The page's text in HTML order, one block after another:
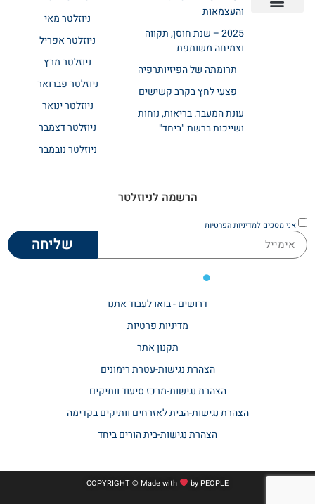
והעצמאות
2025 – שנת חוסן, תקווה
וצמיחה משותפת
תרומתה של הפיזיותרפיה
פצעי לחץ בקרב קשישים
עונת המעבר: בריאות, נוחות
ושייכות ברשת "ביחד"
ניוזלטר מאי
ניוזלטר אפריל
ניוזלטר מרץ
ניוזלטר פברואר
ניוזלטר ינואר
ניוזלטר דצמבר
ניוזלטר נובמבר
הרשמה לניוזלטר
אני מסכים למדיניות הפרטיות
שליחה
דרושים - בואו לעבוד אתנו
מדיניות פרטיות
תקנון אתר​
הצהרת נגישות-עטרת רימונים
הצהרת נגישות-מרכז סיעוד וותיקים
הצהרת נגישות-הבית לאזרחים וותיקים בקדימה
הצהרת נגישות-בית הורים ביחד
COPYRIGHT © Made with by PEOPLE